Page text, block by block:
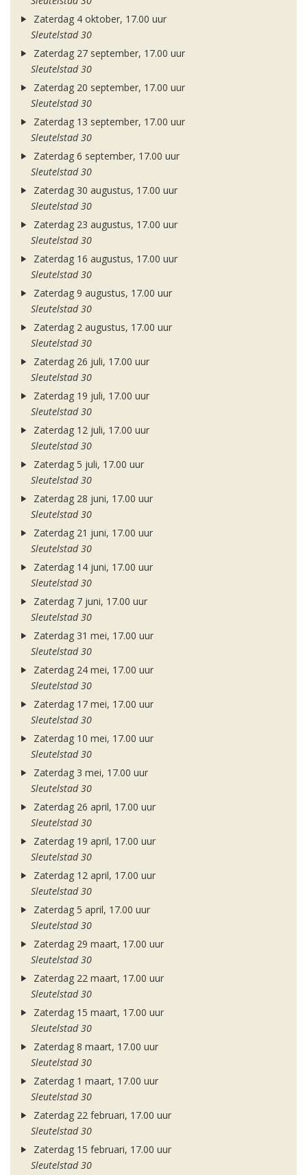
Zaterdag 4 oktober, 17.00 uur
Sleutelstad 30
Zaterdag 27 september, 17.00 uur
Sleutelstad 30
Zaterdag 20 september, 17.00 uur
Sleutelstad 30
Zaterdag 13 september, 17.00 uur
Sleutelstad 30
Zaterdag 6 september, 17.00 uur
Sleutelstad 30
Zaterdag 30 augustus, 17.00 uur
Sleutelstad 30
Zaterdag 23 augustus, 17.00 uur
Sleutelstad 30
Zaterdag 16 augustus, 17.00 uur
Sleutelstad 30
Zaterdag 9 augustus, 17.00 uur
Sleutelstad 30
Zaterdag 2 augustus, 17.00 uur
Sleutelstad 30
Zaterdag 26 juli, 17.00 uur
Sleutelstad 30
Zaterdag 19 juli, 17.00 uur
Sleutelstad 30
Zaterdag 12 juli, 17.00 uur
Sleutelstad 30
Zaterdag 5 juli, 17.00 uur
Sleutelstad 30
Zaterdag 28 juni, 17.00 uur
Sleutelstad 30
Zaterdag 21 juni, 17.00 uur
Sleutelstad 30
Zaterdag 14 juni, 17.00 uur
Sleutelstad 30
Zaterdag 7 juni, 17.00 uur
Sleutelstad 30
Zaterdag 31 mei, 17.00 uur
Sleutelstad 30
Zaterdag 24 mei, 17.00 uur
Sleutelstad 30
Zaterdag 17 mei, 17.00 uur
Sleutelstad 30
Zaterdag 10 mei, 17.00 uur
Sleutelstad 30
Zaterdag 3 mei, 17.00 uur
Sleutelstad 30
Zaterdag 26 april, 17.00 uur
Sleutelstad 30
Zaterdag 19 april, 17.00 uur
Sleutelstad 30
Zaterdag 12 april, 17.00 uur
Sleutelstad 30
Zaterdag 5 april, 17.00 uur
Sleutelstad 30
Zaterdag 29 maart, 17.00 uur
Sleutelstad 30
Zaterdag 22 maart, 17.00 uur
Sleutelstad 30
Zaterdag 15 maart, 17.00 uur
Sleutelstad 30
Zaterdag 8 maart, 17.00 uur
Sleutelstad 30
Zaterdag 1 maart, 17.00 uur
Sleutelstad 30
Zaterdag 22 februari, 17.00 uur
Sleutelstad 30
Zaterdag 15 februari, 17.00 uur
Sleutelstad 30